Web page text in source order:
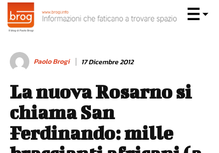
Paolo Brogi 17 Dicembre 2012
La nuova Rosarno si
chiama San
Ferdinando: mille